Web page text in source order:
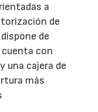
a
de
de
cuenta con
una cajera de
más